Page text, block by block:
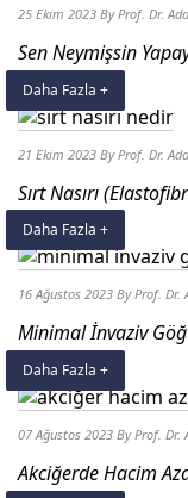
25 Ekim 2023 By Prof. Dr.
Sen Neymişsin
Daha Fazla +
21 Ekim 2023 By Prof. Dr.
Sırt Nasırı
Daha Fazla +
16 Ağustos 2023 By Prof. Dr.
Minimal İnvaziv
Daha Fazla +
07 Ağustos 2023 By Prof. Dr.
Akciğerde Hacim